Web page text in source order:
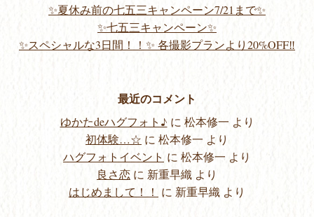
✨夏休み前の七五三キャンペーン7/21まで✨
✨七五三キャンペーン✨
✨スペシャルな3日間！！✨ 各撮影プランより20%OFF‼️
最近のコメント
ゆかたdeハグフォト♪ に 松本修一 より
初体験…☆ に 松本修一 より
ハグフォトイベント に 松本修一 より
良さ恋 に 新重早織 より
はじめまして！！ に 新重早織 より